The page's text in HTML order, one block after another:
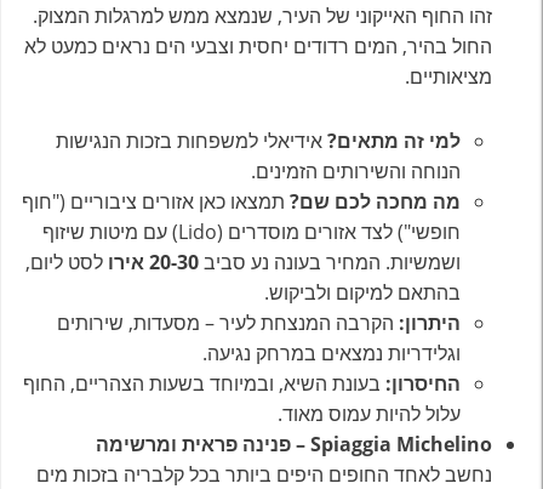
זהו החוף האייקוני של העיר, שנמצא ממש למרגלות המצוק.
החול בהיר, המים רדודים יחסית וצבעי הים נראים כמעט לא
מציאותיים.
למי זה מתאים?אידיאלי למשפחות בזכות הנגישות
הנוחה והשירותים הזמינים.
מה מחכה לכם שם? תמצאו כאן אזורים ציבוריים ("חוף
חופשי") לצד אזורים מוסדרים (Lido) עם מיטות שיזוף
ושמשיות. המחיר בעונה נע סביב20-30 אירו
לסט ליום,
בהתאם למיקום ולביקוש.
היתרון: הקרבה המנצחת לעיר – מסעדות, שירותים
וגלידריות נמצאים במרחק נגיעה.
החיסרון: בעונת השיא, ובמיוחד בשעות הצהריים, החוף
עלול להיות עמוס מאוד.
Spiaggia Michelino – פנינה פראית ומרשימה
נחשב לאחד החופים היפים ביותר בכל קלבריה בזכות מים